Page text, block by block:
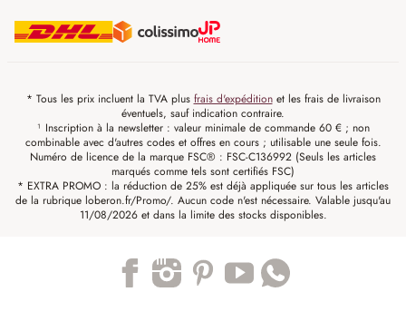
* Tous les prix incluent la TVA plus frais d'expéditionet les frais de livraison
éventuels, sauf indication contraire.
¹ Inscription à la newsletter : valeur minimale de commande 60 € ; non
combinable avec d'autres codes et offres en cours ; utilisable une seule fois.
Numéro de licence de la marque FSC® : FSC-C136992 (Seuls les articles
marqués comme tels sont certifiés FSC)
* EXTRA PROMO : la réduction de 25% est déjà appliquée sur tous les articles
de la rubrique loberon.fr/Promo/. Aucun code n'est nécessaire. Valable jusqu'au
11/08/2026 et dans la limite des stocks disponibles.